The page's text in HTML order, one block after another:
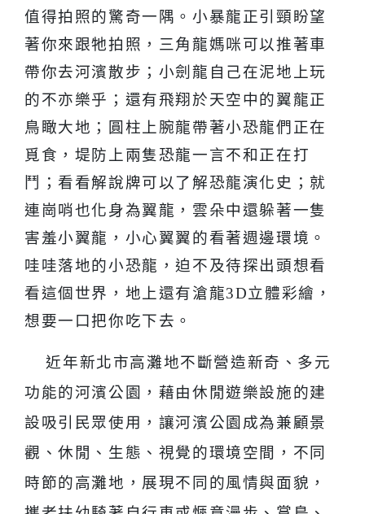
值得拍照的驚奇一隅。小暴龍正引頸盼望
著你來跟牠拍照，三角龍媽咪可以推著車
帶你去河濱散步；小劍龍自己在泥地上玩
的不亦樂乎；還有飛翔於天空中的翼龍正
鳥瞰大地；圓柱上腕龍帶著小恐龍們正在
覓食，堤防上兩隻恐龍一言不和正在打
鬥；看看解說牌可以了解恐龍演化史；就
連崗哨也化身為翼龍，雲朵中還躲著一隻
害羞小翼龍，小心翼翼的看著週邊環境。
哇哇落地的小恐龍，迫不及待探出頭想看
看這個世界，地上還有滄龍3D立體彩繪，
想要一口把你吃下去。
近年新北市高灘地不斷營造新奇、多元
功能的河濱公園， 藉由休閒遊樂設施的建
設吸引民眾使用，讓河濱公園 成為兼顧景
觀、休閒、 生態、視覺的環境空間，不同
時節的高灘地，展現不同的風情與面貌，